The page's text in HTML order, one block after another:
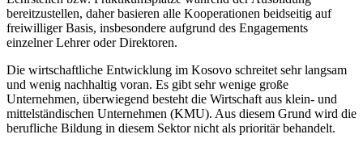
bereitzustellen, daher basieren alle Kooperationen beidseitig auf
freiwilliger Basis, insbesondere aufgrund des Engagements
einzelner Lehrer oder Direktoren.
Die wirtschaftliche Entwicklung im Kosovo schreitet sehr langsam
und wenig nachhaltig voran. Es gibt sehr wenige große
Unternehmen, überwiegend besteht die Wirtschaft aus klein- und
mittelständischen Unternehmen (KMU). Aus diesem Grund wird die
berufliche Bildung in diesem Sektor nicht als prioritär behandelt.